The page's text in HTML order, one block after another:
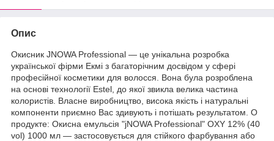
Опис
Окисник JNOWA Professional — це унікальна розробка
української фірми Екмі з багаторічним досвідом у сфері
професійної косметики для волосся. Вона була розроблена
на основі технології Estel, до якої звикла велика частина
колористів. Власне виробництво, висока якість і натуральні
компоненти приємно Вас здивують і потішать результатом. О
продукте: Окисна емульсія "jNOWA Professional" OXY 12% (40
vol) 1000 мл — застосовується для стійкого фарбування або